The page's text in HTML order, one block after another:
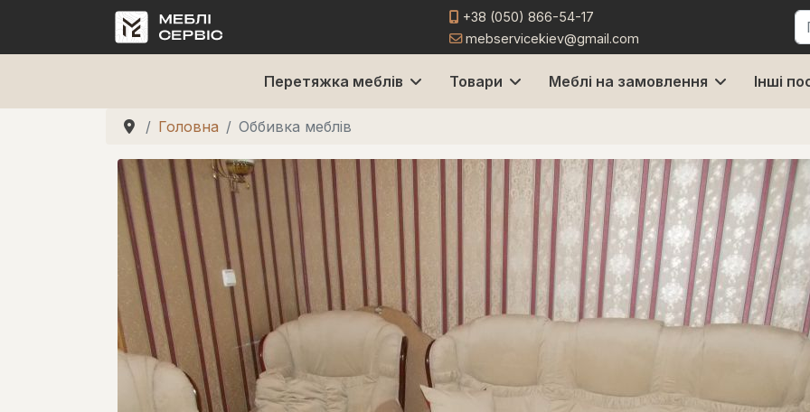
+38 (050) 866-54-17
mebservicekiev@gmail.com
Перетяжка меблів Товари Меблі на замовлення Інші
Головна Оббивка меблів